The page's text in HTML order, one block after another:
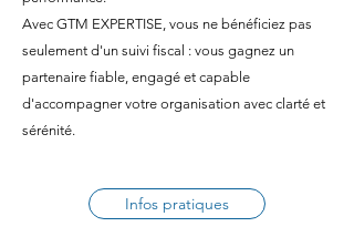
Avec GTM EXPERTISE, vous ne bénéficiez pas
seulement d'un suivi fiscal : vous gagnez un
partenaire fiable, engagé et capable
d'accompagner votre organisation avec clarté et
sérénité.
Infos pratiques